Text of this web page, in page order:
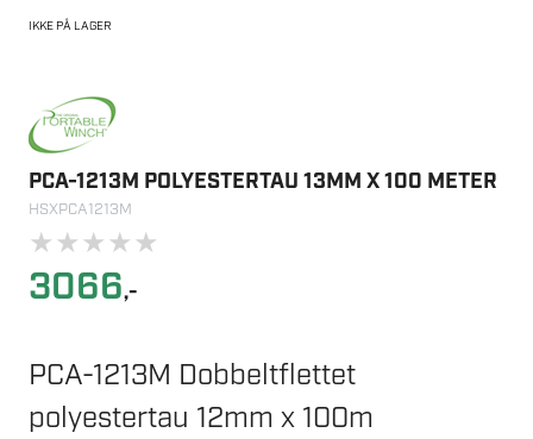
IKKE PÅ LAGER
PCA-1213M POLYESTERTAU 13MM X 100 METER
HSXPCA1213M
★★★★★
3066,-
PCA-1213M Dobbeltflettet
polyestertau 12mm x 100m